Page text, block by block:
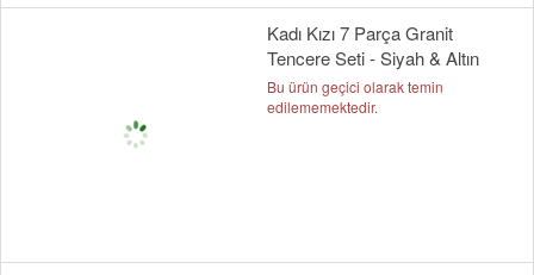
Kadı Kızı 7 Parça Granit
Tencere Seti - Siyah & Altın
Bu ürün geçici olarak temin
edilememektedir.